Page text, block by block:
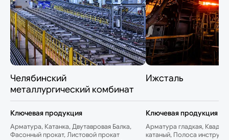
Челябинский
металлургический комбинат
Ключевая продукция
Арматура, Катанка, Двутавровая Балка,
Фасонный прокат, Листовой прокат
Ижсталь
Ключевая продукция
Арматура гладкая,
катаный, Полоса